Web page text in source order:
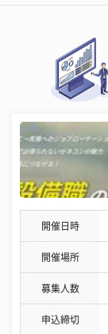
開催日時
開催場所
募集人数
申込締切